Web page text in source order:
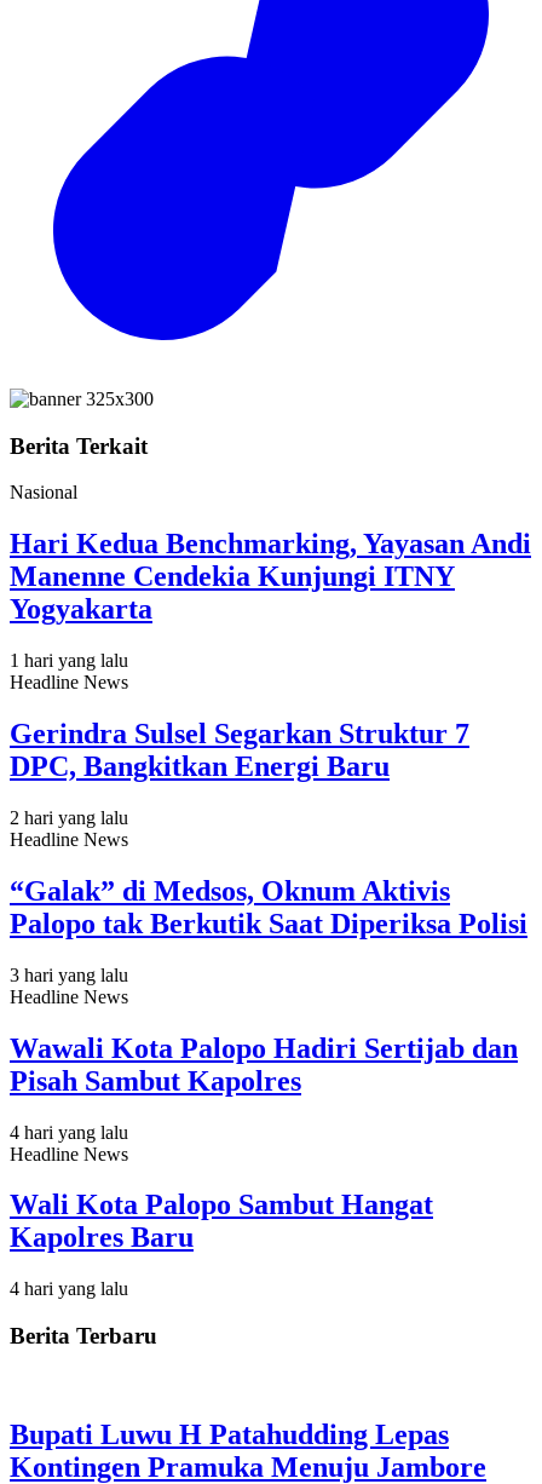
Berita Terkait
Nasional
Hari Kedua Benchmarking, Yayasan Andi
Manenne Cendekia Kunjungi ITNY
Yogyakarta
1 hari yang lalu
Headline News
Gerindra Sulsel Segarkan Struktur 7
DPC, Bangkitkan Energi Baru
2 hari yang lalu
Headline News
“Galak” di Medsos, Oknum Aktivis
Palopo tak Berkutik Saat Diperiksa Polisi
3 hari yang lalu
Headline News
Wawali Kota Palopo Hadiri Sertijab dan
Pisah Sambut Kapolres
4 hari yang lalu
Headline News
Wali Kota Palopo Sambut Hangat
Kapolres Baru
4 hari yang lalu
Berita Terbaru
Bupati Luwu H Patahudding Lepas
Kontingen Pramuka Menuju Jambore